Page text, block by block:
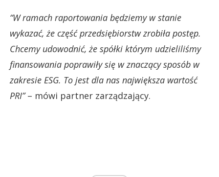
“W ramach raportowania będziemy w stanie
wykazać, że część przedsiębiorstw zrobiła postęp.
Chcemy udowodnić, że spółki którym udzieliliśmy
finansowania poprawiły się w znaczący sposób w
zakresie ESG. To jest dla nas największa wartość
PRI”– mówi partner zarządzający.